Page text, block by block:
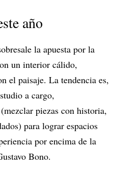
año
la apuesta por la
un interior cálido,
el paisaje. La tendencia es,
a cargo,
(mezclar piezas con historia,
para lograr espacios
por encima de la
Bono.